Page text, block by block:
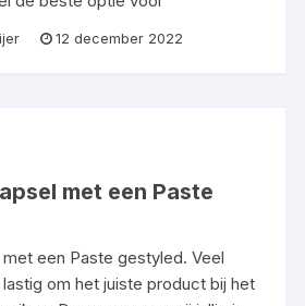
12 december 2022
met een Paste
een Paste gestyled. Veel
om het juiste product bij het